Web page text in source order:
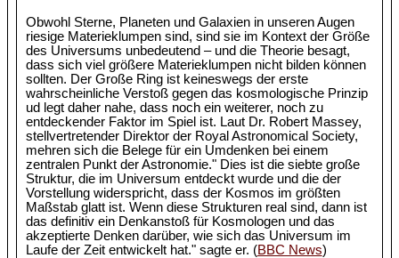
Obwohl Sterne, Planeten und Galaxien in unseren Augen
riesige Materieklumpen sind, sind sie im Kontext der Größe
des Universums unbedeutend – und die Theorie besagt,
dass sich viel größere Materieklumpen nicht bilden können
sollten. Der Große Ring ist keineswegs der erste
wahrscheinliche Verstoß gegen das kosmologische Prinzip
ud legt daher nahe, dass noch ein weiterer, noch zu
entdeckender Faktor im Spiel ist. Laut Dr. Robert Massey,
stellvertretender Direktor der Royal Astronomical Society,
mehren sich die Belege für ein Umdenken bei einem
zentralen Punkt der Astronomie." Dies ist die siebte große
Struktur, die im Universum entdeckt wurde und die der
Vorstellung widerspricht, dass der Kosmos im größten
Maßstab glatt ist. Wenn diese Strukturen real sind, dann ist
das definitiv ein Denkanstoß für Kosmologen und das
akzeptierte Denken darüber, wie sich das Universum im
Laufe der Zeit entwickelt hat." sagte er. (BBC News)